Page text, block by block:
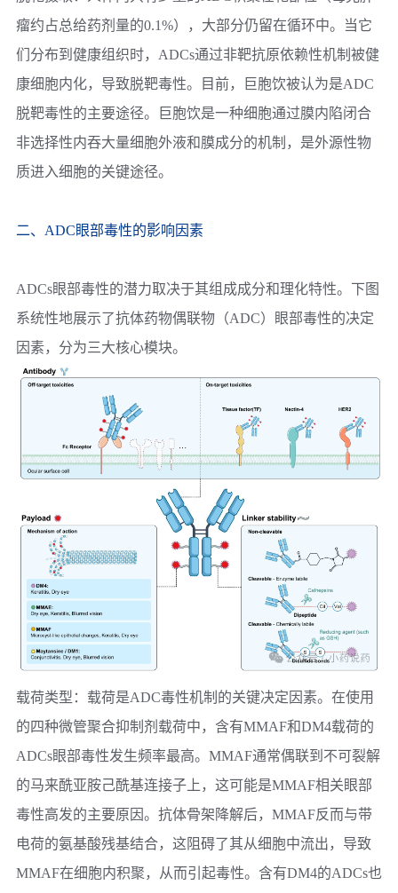
瘤约占总给药剂量的0.1%），大部分仍留在循环中。当它
们分布到健康组织时，ADCs通过非靶抗原依赖性机制被健
康细胞内化，导致脱靶毒性。目前，巨胞饮被认为是ADC
脱靶毒性的主要途径。巨胞饮是一种细胞通过膜内陷闭合
非选择性内吞大量细胞外液和膜成分的机制，是外源性物
质进入细胞的关键途径。
二、ADC眼部毒性的影响因素
ADCs眼部毒性的潜力取决于其组成成分和理化特性。下图
系统性地展示了抗体药物偶联物（ADC）眼部毒性的决定
因素，分为三大核心模块。
载荷类型： 载荷是ADC毒性机制的关键决定因素。在使用
的四种微管聚合抑制剂载荷中，含有MMAF和DM4载荷的
ADCs眼部毒性发生频率最高。MMAF通常偶联到不可裂解
的马来酰亚胺己酰基连接子上，这可能是MMAF相关眼部
毒性高发的主要原因。抗体骨架降解后，MMAF反而与带
电荷的氨基酸残基结合，这阻碍了其从细胞中流出，导致
MMAF在细胞内积聚，从而引起毒性。含有DM4的ADCs也